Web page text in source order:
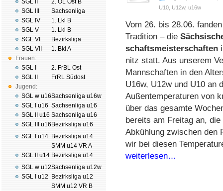
SGL II
SGL III
SGL IV
SGL V
SGL VI
SGL VII
Frauen:
SGL I
SGL II
Jugend:
SGL w u16
SGL I u16
SGL II u16
SGL III u16
SGL I u14
SGL II u14
SGL w u12
SGL I u12
2. OL Ost B
Sachsenliga
1. Lkl B
1. Lkl B
Bezirksliga
1. Bkl A
2. FrBL Ost
FrRL Südost
Sachsenliga u16w
Sachsenliga u16
Sachsenliga u16
Bezirksliga u16
Bezirksliga u14
SMM u14 VR A
Bezirksliga u14
Sachsenliga u12w
Bezirksliga u12
SMM u12 VR B
U10 U12w, u16w
Vom 26. bis 28.06.
Tradition – die
schafts­meis­ter­schaf­ten
nitz statt. Aus unserem
Mann­schaf­ten in den
U16w, U12w und U10 an
Au­ßen­tem­pe­ra­tu­ren von
über das ge­sam­te
bereits am Freitag an,
Ab­küh­lung zwischen den
wir bei diesen
weiterlesen…